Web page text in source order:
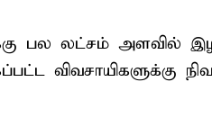
பல லட்சம் அளவில்